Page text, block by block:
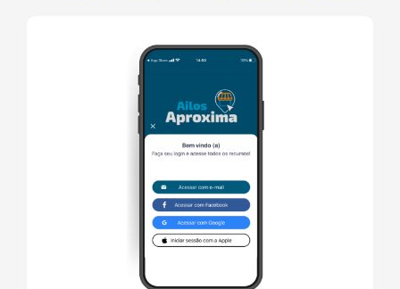
compromisso com a gestão democrática do cooperativismo.